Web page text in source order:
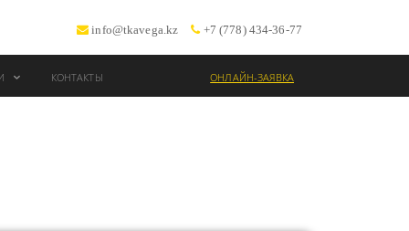
info@tkavega.kz +7 (778) 434-36-77
КОНТАКТЫ ОНЛАЙН-ЗАЯВКА